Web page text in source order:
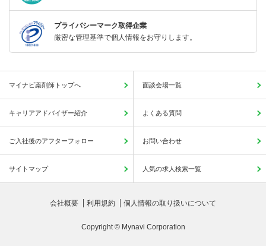
プライバシーマーク取得企業
厳密な管理基準で個人情報をお守りします。
マイナビ薬剤師トップへ 面談会場一覧
キャリアアドバイザー紹介 よくある質問
ご入社後のアフターフォロー お問い合わせ
サイトマップ 人気の求人検索一覧
会社概要 利用規約 個人情報の取り扱いについて
Copyright © Mynavi Corporation